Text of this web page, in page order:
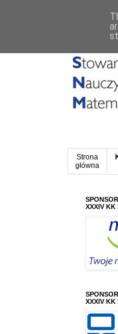
Strona
główna
XXXIV KK
XXXIV KK